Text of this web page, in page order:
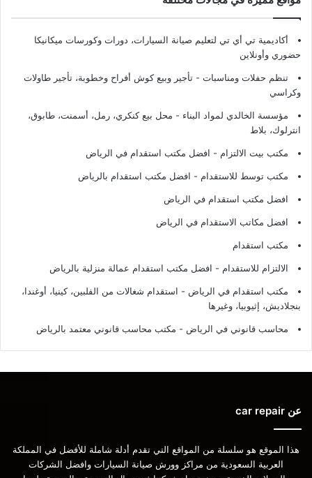
أكاديمية تي أي تي لتعليم صيانة السيارات، دورات وكورسات ميكانيكا
حضوري وأونلاين
تنظم حفلات ومناسبات - تأجير وبيع كوش أفراح وخطوبة، تأجير طاولات
وكراسي
مؤسسة الخالدي لمواد البناء - محل بيع كنكري، رمل، أسمنت، طابوق،
انترلوك، بلاط
مكتب بيت الالتزام - افضل مكتب استقدام في الرياض
مكتب توسط للاستقدام - افضل مكتب استقدام بالرياض
افضل مكتب استقدام في الرياض
افضل مكاتب الاستقدام في الرياض
مكتب استقدام
الالتزام للاستقدام - افضل مكتب استقدام عمالة منزلية بالرياض
مكتب استقدام في الرياض - استقدام شغالات من الفلبين، كينيا، أوغندا،
بنجلاديش، إثيوبيا، وغيرها
محاسب قانوني في الرياض - مكتب محاسب قانوني معتمد بالرياض
عن car repair
هذا الموقع هو سلسلة من المواقع التي تقدم أدلة شاملة للأفضل في المملكة
العربية السعودية من مراكز وورش صيانة السيارات وافضل الشركات